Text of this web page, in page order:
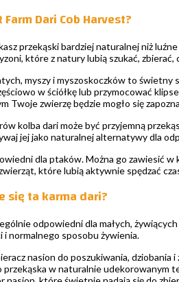
Dari Cob Harvest?
przekąski bardziej naturalnej niż
które z natury lubią szukać,
myszy i myszoskoczków to
w ściółkę lub przymocować
Twoje zwierzę będzie mogło się
kolba dari może być przyjemną
jej jako naturalnej alternatywy dla
dla ptaków. Można go zawiesić
które lubią aktywnie spędzać
się ta karma dari?
odpowiedni dla małych,
normalnego sposobu żywienia.
nasion do poszukiwania, dziobania i
przekąska w naturalnie udekorowanym